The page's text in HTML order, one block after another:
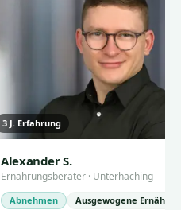
3 J. Erfahrung
Alexander S.
Ernährungsberater · Unterhaching
Abnehmen Ausgewogene Ernährung